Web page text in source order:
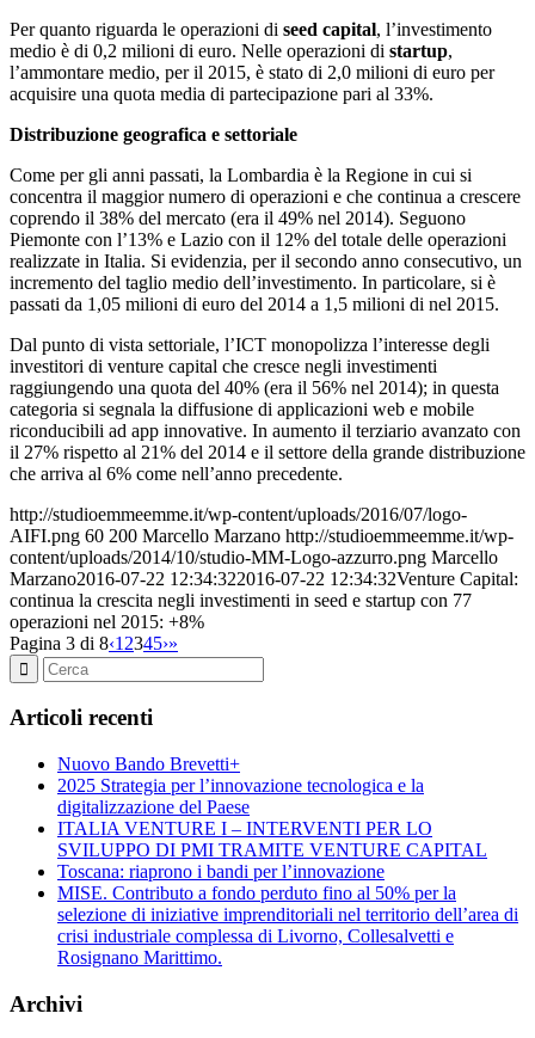
Per quanto riguarda le operazioni di seed capital, l’investimento
medio è di 0,2 milioni di euro. Nelle operazioni di startup,
l’ammontare medio, per il 2015, è stato di 2,0 milioni di euro per
acquisire una quota media di partecipazione pari al 33%.
Distribuzione geografica e settoriale
Come per gli anni passati, la Lombardia è la Regione in cui si
concentra il maggior numero di operazioni e che continua a crescere
coprendo il 38% del mercato (era il 49% nel 2014). Seguono
Piemonte con l’13% e Lazio con il 12% del totale delle operazioni
realizzate in Italia. Si evidenzia, per il secondo anno consecutivo, un
incremento del taglio medio dell’investimento. In particolare, si è
passati da 1,05 milioni di euro del 2014 a 1,5 milioni di nel 2015.
Dal punto di vista settoriale, l’ICT monopolizza l’interesse degli
investitori di venture capital che cresce negli investimenti
raggiungendo una quota del 40% (era il 56% nel 2014); in questa
categoria si segnala la diffusione di applicazioni web e mobile
riconducibili ad app innovative. In aumento il terziario avanzato con
il 27% rispetto al 21% del 2014 e il settore della grande distribuzione
che arriva al 6% come nell’anno precedente.
http://studioemmeemme.it/wp-content/uploads/2016/07/logo-
AIFI.png 60 200 Marcello Marzano http://studioemmeemme.it/wp-
content/uploads/2014/10/studio-MM-Logo-azzurro.png Marcello
Marzano2016-07-22 12:34:322016-07-22 12:34:32Venture Capital:
continua la crescita negli investimenti in seed e startup con 77
operazioni nel 2015: +8%
Pagina 3 di 8‹1 2345›»
Articoli recenti
Nuovo Bando Brevetti+
2025 Strategia per l’innovazione tecnologica e la
digitalizzazione del Paese
ITALIA VENTURE I – INTERVENTI PER LO
SVILUPPO DI PMI TRAMITE VENTURE CAPITAL
Toscana: riaprono i bandi per l’innovazione
MISE. Contributo a fondo perduto fino al 50% per la
selezione di iniziative imprenditoriali nel territorio dell’area di
crisi industriale complessa di Livorno, Collesalvetti e
Rosignano Marittimo.
Archivi